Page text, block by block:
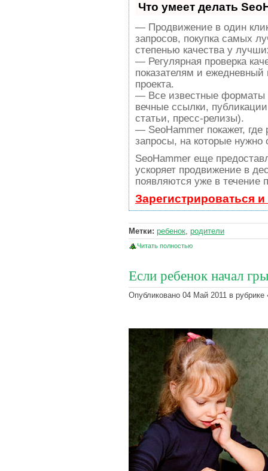
Что умеет делать
— Продвижение в один
запросов, покупка самых
степенью качества у
— Регулярная проверка
показателям и ежедневный
проекта.
— Все известные форматы
вечные ссылки,
статьи, пресс-релизы).
— SeoHammer покажет, где
запросы, на которые нужно
SeoHammer еще
ускоряет продвижение в
появляются уже в течение
Зарегистрироваться
Метки: ребенок, родители
Читать полностью
Если ребенок начал
Опубликовано 04 Май 2011 в рубрике